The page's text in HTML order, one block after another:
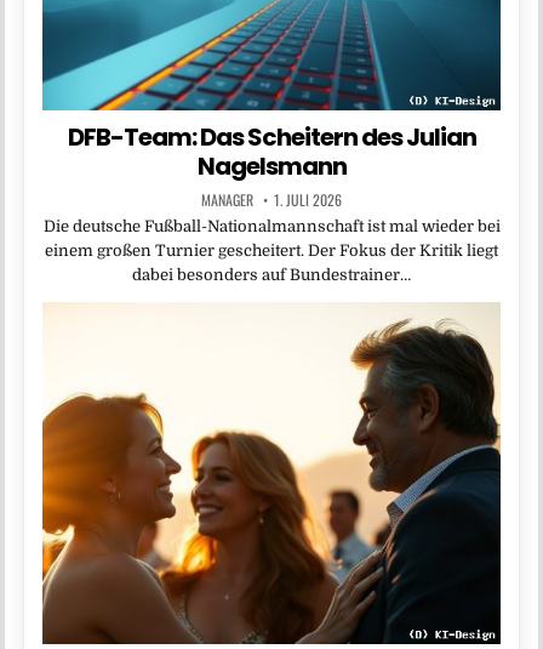
DFB-Team: Das Scheitern des Julian
Nagelsmann
MANAGER 1. JULI 2026
Die deutsche Fußball-Nationalmannschaft ist mal wieder bei
einem großen Turnier gescheitert. Der Fokus der Kritik liegt
dabei besonders auf Bundestrainer…